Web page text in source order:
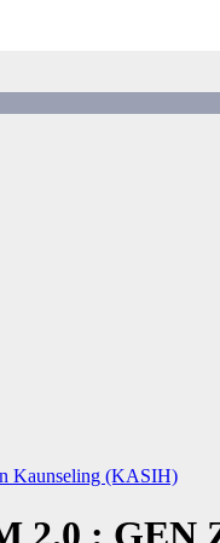
Kaunseling (KASIH)